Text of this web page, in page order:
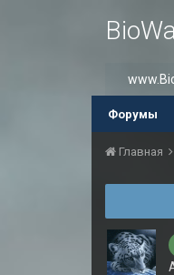
Форумы
Главная